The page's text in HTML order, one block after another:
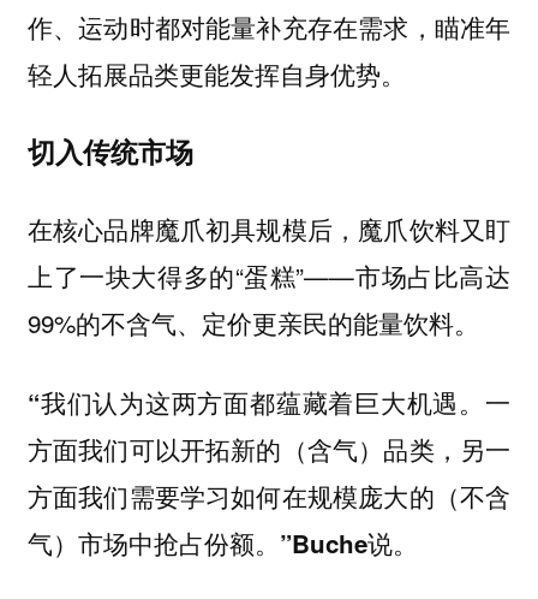
作、运动时都对能量补充存在需求，瞄准年
轻人拓展品类更能发挥自身优势。
切入传统市场
在核心品牌魔爪初具规模后，魔爪饮料又盯
上了一块大得多的“蛋糕”——市场占比高达
99%的不含气、定价更亲民的能量饮料。
“我们认为这两方面都蕴藏着巨大机遇。一
方面我们可以开拓新的（含气）品类，另一
方面我们需要学习如何在规模庞大的（不含
气）市场中抢占份额。”Buche说。